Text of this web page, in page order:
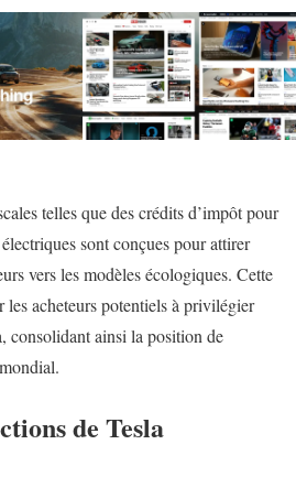
telles que des crédits d’impôt pour
sont conçues pour attirer
vers les modèles écologiques. Cette
acheteurs potentiels à privilégier
consolidant ainsi la position de
de Tesla